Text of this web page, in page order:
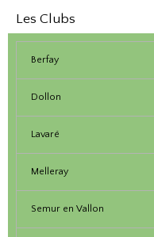
Les Clubs
Berfay
Dollon
Lavaré
Melleray
Semur en Vallon